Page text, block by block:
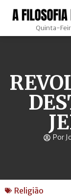
Quinta-
Por
Religião